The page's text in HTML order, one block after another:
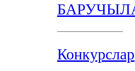
Конкурслар